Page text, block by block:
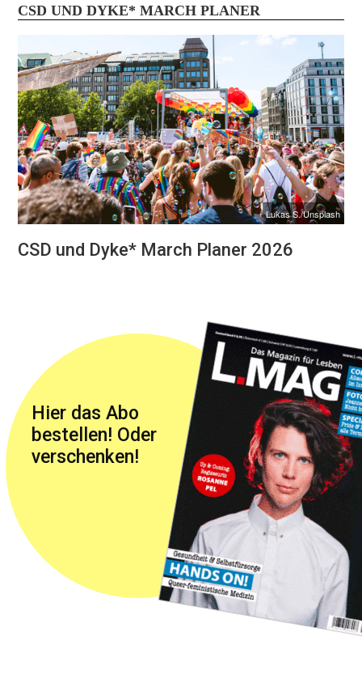
CSD UND DYKE* MARCH PLANER
Lukas S./Unsplash
CSD und Dyke* March Planer 2026
Hier das Abo
bestellen! Oder
verschenken!